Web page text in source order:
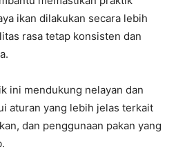
ikan dilakukan secara lebih
rasa tetap konsisten dan
ini mendukung nelayan dan
aturan yang lebih jelas terkait
dan penggunaan pakan yang